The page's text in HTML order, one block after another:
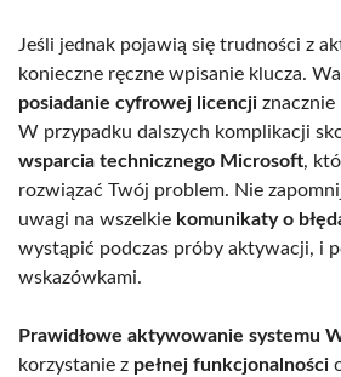
Jeśli jednak pojawią się trudności z
konieczne ręczne wpisanie klucza.
posiadanie cyfrowej licencji znacznie
W przypadku dalszych komplikacji
wsparcia technicznego Microsoft,
rozwiązać Twój problem. Nie
uwagi na wszelkie komunikaty o
wystąpić podczas próby aktywacji, i
wskazówkami.
Prawidłowe aktywowanie systemu
korzystanie z pełnej funkcjonalności